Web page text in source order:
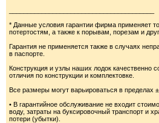
* Данные условия гарантии фирма применяет
потертостям, а также к порывам, порезам и
Гарантия не применяется также в случаях
в паспорте.
Конструкция и узлы наших лодок качественно
отличия по конструкции и комплектовке.
Все размеры могут варьироваться в пределах
• В гарантийное обслуживание не входит
воду, затраты на буксировочный транспорт и
потери (убытки).